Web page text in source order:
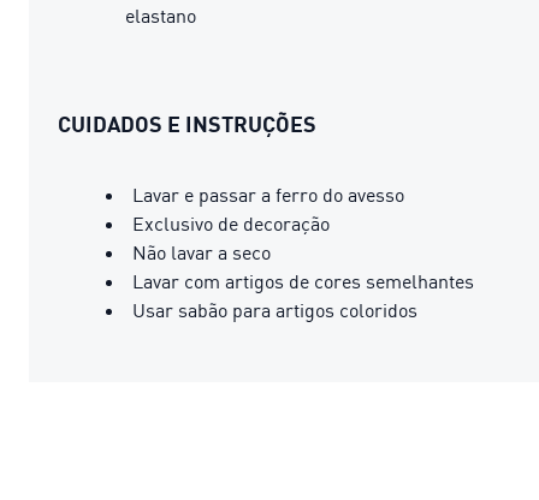
elastano
CUIDADOS E INSTRUÇÕES
Lavar e passar a ferro do avesso
Exclusivo de decoração
Não lavar a seco
Lavar com artigos de cores semelhantes
Usar sabão para artigos coloridos